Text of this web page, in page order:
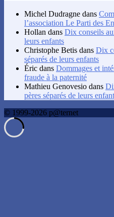
Michel Dudragne dans
l’association Le Parti des
Hollan dans Dix conseils
leurs enfants
Christophe Betis dans Dix
séparés de leurs enfants
Éric dans Dommages et
fraude à la paternité
Mathieu Genovesio dans
pères séparés de leurs
© 1999-2026 p@ternet